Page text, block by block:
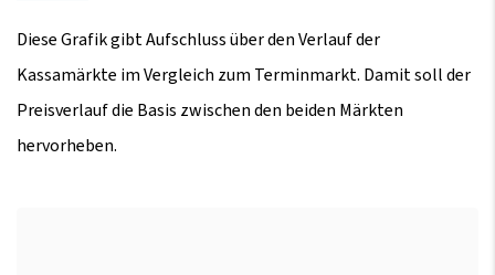
Diese Grafik gibt Aufschluss über den Verlauf der
Kassamärkte im Vergleich zum Terminmarkt. Damit soll der
Preisverlauf die Basis zwischen den beiden Märkten
hervorheben.